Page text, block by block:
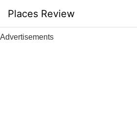
content
Places Review
Advertisements